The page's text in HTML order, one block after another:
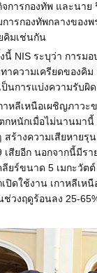
จการกองทัพ และนา
การกองทัพกลางของ
คิมเช่นกัน
นี้ NIS ระบุว่า การม
ทาความเครียดของคิ
ป็นการแบ่งความรับผิ
าหลีเหนือเผชิญภาว
กหนักเมื่อไม่นานมา
สร้างความเสียหายรุ
เสียอีก นอกจากนี้มีร
ลียร์ขนาด 5 เมกะวัต
เปิดใช้งาน เกาหลีเห
ช่วงฤดูร้อนลง 25-